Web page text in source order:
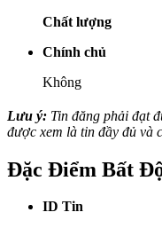
Chất lượng
Chính chủ
Không
Lưu ý: Tin đăng phải đạt
được xem là tin đầy đủ và
Đặc Điểm Bất
ID Tin